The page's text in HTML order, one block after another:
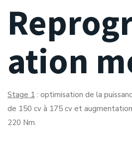
ation
Stage 1 : optimisation de la
de 150 cv à 175 cv et
220 Nm.